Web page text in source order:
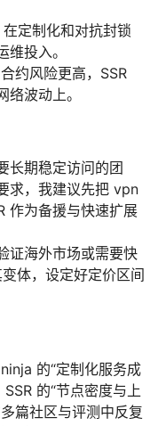
定制化和对抗封锁
投入。
约风险更高，SSR
波动上。
长期稳定访问的团
求，我建议先把 vpn
作为备援与快速扩展
证海外市场或需要快
体，设定好定价区间
的“定制化服务成
的“节点密度与上
篇社区与评测中反复